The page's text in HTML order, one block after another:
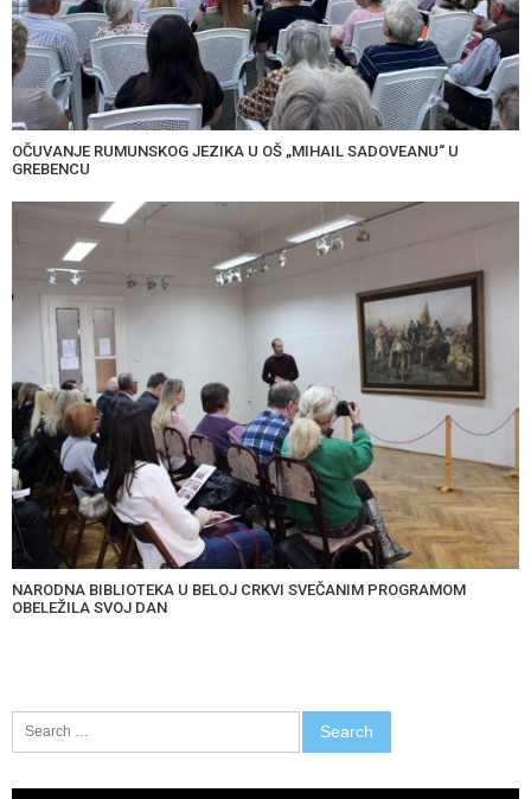
OČUVANJE RUMUNSKOG JEZIKA U OŠ „MIHAIL SADOVEANU“ U
GREBENCU
NARODNA BIBLIOTEKA U BELOJ CRKVI SVEČANIM PROGRAMOM
OBELEŽILA SVOJ DAN
for: